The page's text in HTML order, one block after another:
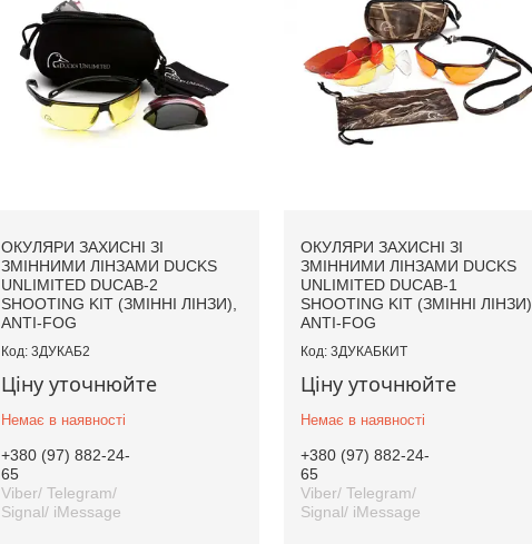
ОКУЛЯРИ ЗАХИСНІ ЗІ
ЗМІННИМИ ЛІНЗАМИ DUCKS
UNLIMITED DUCAB-2
SHOOTING KIT (ЗМІННІ ЛІНЗИ),
ANTI-FOG
3ДУКАБ2
Ціну уточнюйте
Немає в наявності
+380 (97) 882-24-
65
Viber/ Telegram/
Signal/ iMessage
ОКУЛЯРИ ЗАХИСНІ ЗІ
ЗМІННИМИ ЛІНЗАМИ DUCKS
UNLIMITED DUCAB-1
SHOOTING KIT (ЗМІННІ ЛІНЗИ),
ANTI-FOG
3ДУКАБКИТ
Ціну уточнюйте
Немає в наявності
+380 (97) 882-24-
65
Viber/ Telegram/
Signal/ iMessage